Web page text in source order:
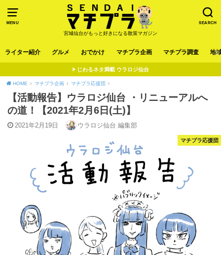
MENU SEARCH
宮城仙台がもっと好きになる散策マガジン
ライター紹介 グルメ おでかけ マチプラ企画 マチプラ調査 地
じわるネタ満載 ウラロジ仙台
HOME マチプラ企画 マチプラ応援団
【活動報告】ウラロジ仙台 ・リニューアルへ
の道！【2021年2月6日(土)】
2021年2月19日 ウラロジ仙台 編集部
マチプラ応援団